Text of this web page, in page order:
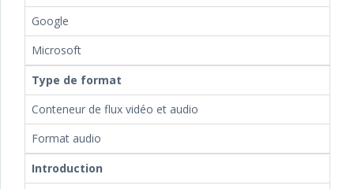
Google
Microsoft
Type de format
Conteneur de flux vidéo et audio
Format audio
Introduction